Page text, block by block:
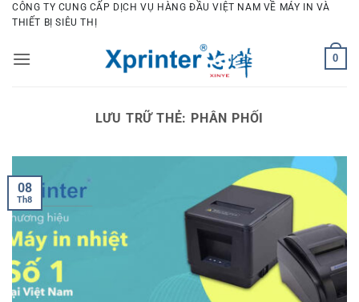
Bỏ
qua
dung
CÔNG TY CUNG CẤP DỊCH VỤ HÀNG ĐẦU VIỆT NAM VỀ MÁY IN VÀ
THIẾT BỊ SIÊU THỊ
0
LƯU TRỮ THẺ: PHÂN PHỐI
08
Th8